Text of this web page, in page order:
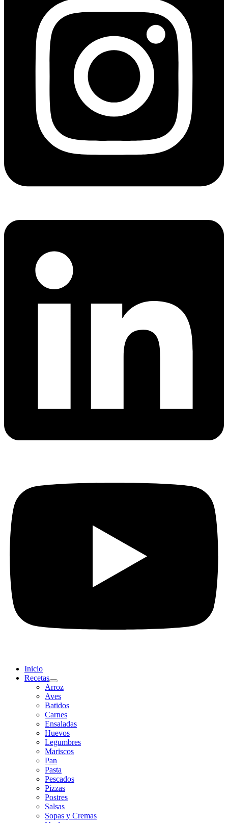
Inicio
Recetas
Arroz
Aves
Batidos
Carnes
Ensaladas
Huevos
Legumbres
Mariscos
Pan
Pasta
Pescados
Pizzas
Postres
Salsas
Sopas y Cremas